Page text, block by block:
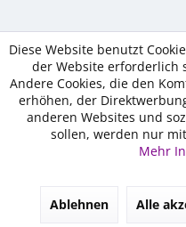
Diese Website benutzt
der Website erforderlich
Andere Cookies, die den
erhöhen, der
anderen Websites und
sollen, werden nur
Mehr
Ablehnen Alle